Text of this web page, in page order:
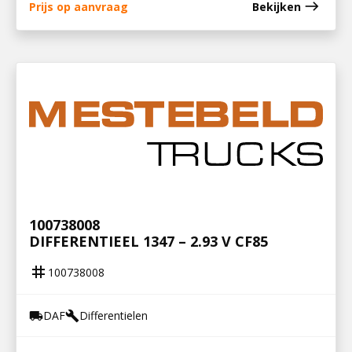
Prijs op aanvraag Bekijken east
100738008
DIFFERENTIEEL 1347 – 2.93 V CF85
tag 100738008
local_shippingDAFbuildDifferentielen